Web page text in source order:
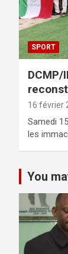
SPORT
DCMP/
16 février
Samedi
les
You